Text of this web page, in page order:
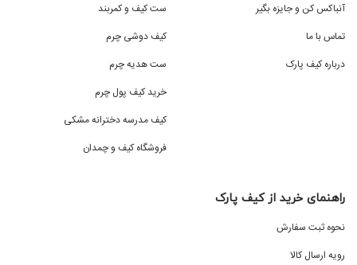
آنباکس کن و جایزه بگیر
تماس با ما
درباره کیف پارک
ست کیف و کمربند
کیف دوشی چرم
ست هدیه چرم
خرید کیف پول چرم
کیف مدرسه دخترانه مشکی
فروشگاه کیف و چمدان
راهنمای خرید از کیف پارک
نحوه ثبت سفارش
رویه ارسال کالا